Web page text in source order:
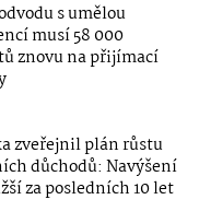
s umělou
musí 58 000
znovu na přijímací
zveřejnil plán růstu
důchodů: Navýšení
za posledních 10 let